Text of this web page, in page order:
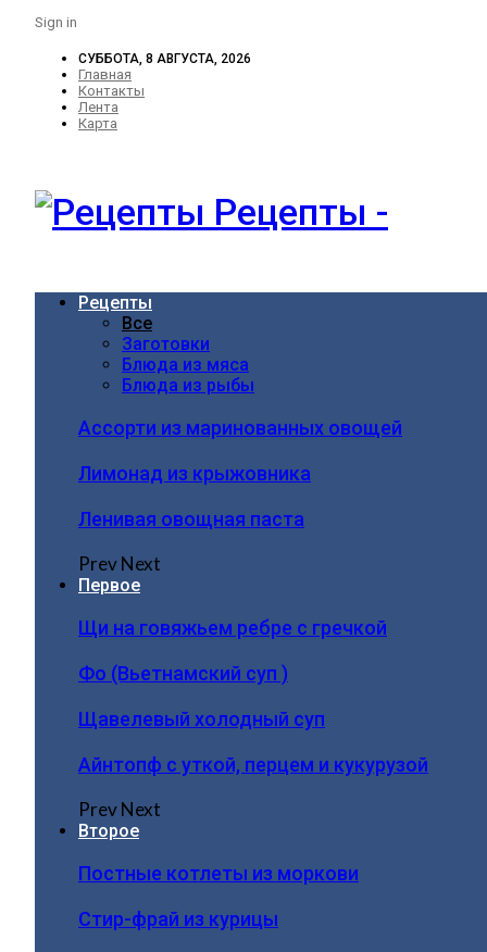
Sign in
СУББОТА, 8 АВГУСТА, 2026
Главная
Контакты
Лента
Карта
Рецепты -
Рецепты
Все
Заготовки
Блюда из мяса
Блюда из рыбы
Ассорти из маринованных овощей
Лимонад из крыжовника
Ленивая овощная паста
PrevNext
Первое
Щи на говяжьем ребре с гречкой
Фо (Вьетнамский суп )
Щавелевый холодный суп
Айнтопф с уткой, перцем и кукурузой
PrevNext
Второе
Постные котлеты из моркови
Стир-фрай из курицы